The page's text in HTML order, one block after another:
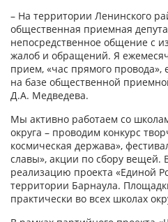
– На территории Ленинского
общественная приемная
непосредственное общение с
жалоб и обращений. Я
прием, «час прямого провода»,
на базе общественной
Д.А. Медведева.
Мы активно работаем со
округа – проводим конкурс
космическая держава»,
славы», акции по сбору вещей.
реализацию проекта «Единой
территории Барнаула.
практически во всех школах